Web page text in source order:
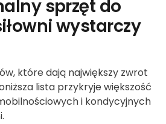
sprzęt do
wystarczy
które dają największy zwrot
lista przykryje większość
i kondycyjnych